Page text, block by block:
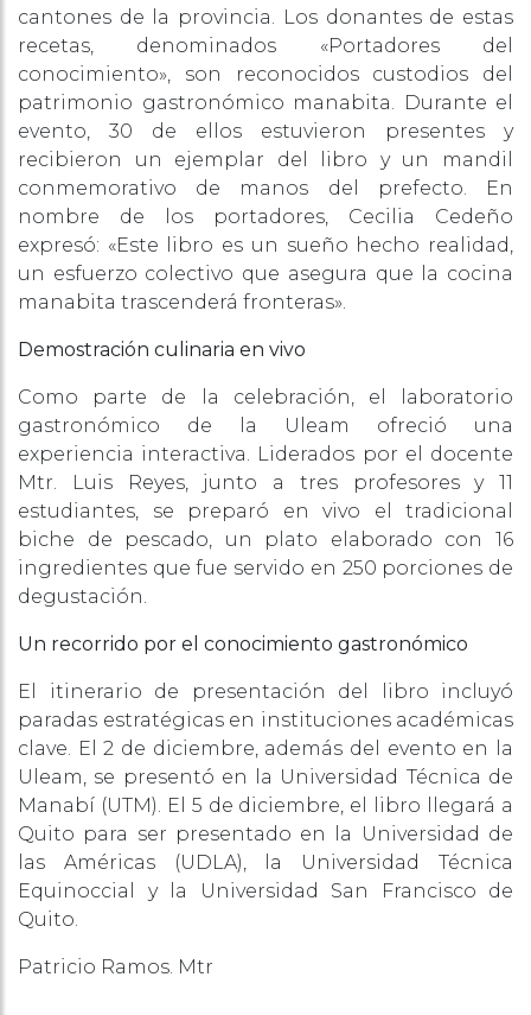
cantones de la provincia. Los donantes de estas
recetas, denominados «Portadores del
conocimiento», son reconocidos custodios del
patrimonio gastronómico manabita. Durante el
evento, 30 de ellos estuvieron presentes y
recibieron un ejemplar del libro y un mandil
conmemorativo de manos del prefecto. En
nombre de los portadores, Cecilia Cedeño
expresó: «Este libro es un sueño hecho realidad,
un esfuerzo colectivo que asegura que la cocina
manabita trascenderá fronteras».
Demostración culinaria en vivo
Como parte de la celebración, el laboratorio
gastronómico de la Uleam ofreció una
experiencia interactiva. Liderados por el docente
Mtr. Luis Reyes, junto a tres profesores y 11
estudiantes, se preparó en vivo el tradicional
biche de pescado, un plato elaborado con 16
ingredientes que fue servido en 250 porciones de
degustación.
Un recorrido por el conocimiento gastronómico
El itinerario de presentación del libro incluyó
paradas estratégicas en instituciones académicas
clave. El 2 de diciembre, además del evento en la
Uleam, se presentó en la Universidad Técnica de
Manabí (UTM). El 5 de diciembre, el libro llegará a
Quito para ser presentado en la Universidad de
las Américas (UDLA), la Universidad Técnica
Equinoccial y la Universidad San Francisco de
Quito.
Patricio Ramos. Mtr